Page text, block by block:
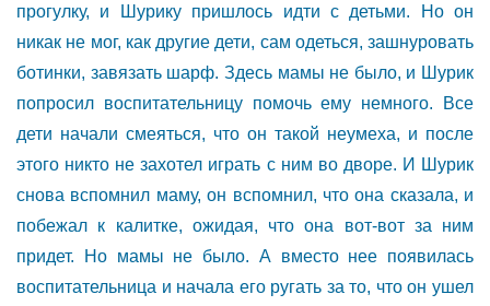
прогулку, и Шурику пришлось идти с детьми. Но он
никак не мог, как другие дети, сам одеться, зашнуровать
ботинки, завязать шарф. Здесь мамы не было, и Шурик
попросил воспитательницу помочь ему немного. Все
дети начали смеяться, что он такой неумеха, и после
этого никто не захотел играть с ним во дворе. И Шурик
снова вспомнил маму, он вспомнил, что она сказала, и
побежал к калитке, ожидая, что она вот-вот за ним
придет. Но мамы не было. А вместо нее появилась
воспитательница и начала его ругать за то, что он ушел